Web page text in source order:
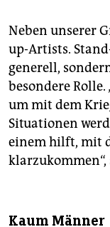
Neben unserer
up-Artists.
generell,
besondere Rolle.
um mit dem
Situationen
einem hilft, mit
Kaum Männer